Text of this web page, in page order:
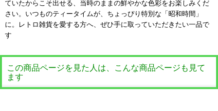
ていたからこそ出せる、当時のままの鮮やかな色彩をお楽しみくだ
さい。いつものティータイムが、ちょっぴり特別な「昭和時間」
に。レトロ雑貨を愛する方へ、ぜひ手に取っていただきたい一品で
す
この商品ページを見た人は、こんな商品ページも見て
ます